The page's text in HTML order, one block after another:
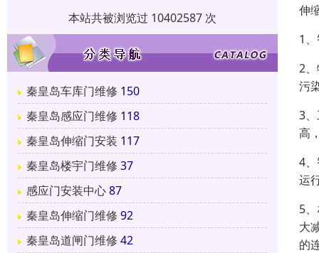
本站共被浏览过 10402587 次
秦皇岛车库门维修 150
秦皇岛感应门维修 118
秦皇岛伸缩门安装 117
秦皇岛楼宇门维修 37
感应门安装中心87
秦皇岛伸缩门维修 92
秦皇岛道闸门维修 42
伸
1
2
污
3
高
4
运
5
大
的